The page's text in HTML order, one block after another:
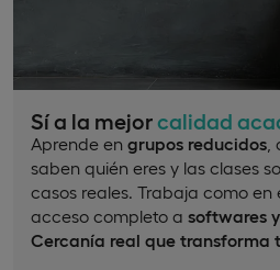
Sí a la mejorcalidad
Aprende en grupos reducidos
saben quién eres y las clases
casos reales. Trabaja como en
acceso completo a softwares
Cercanía real que transforma